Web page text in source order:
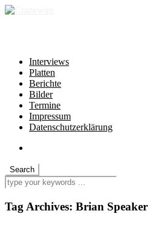
Interviews
Platten
Berichte
Bilder
Termine
Impressum
Datenschutzerklärung
Tag Archives: Brian Speaker